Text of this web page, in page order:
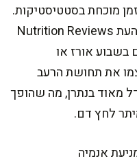
מוכחת בסטטיסטיקות.
מחקר שהתפרסם ב-2020 בכתב העת Nutrition Reviews
אורז או
את תחושת הרעב
מאוד בנתרן, מה שהופך
לחץ דם.
אנמיה